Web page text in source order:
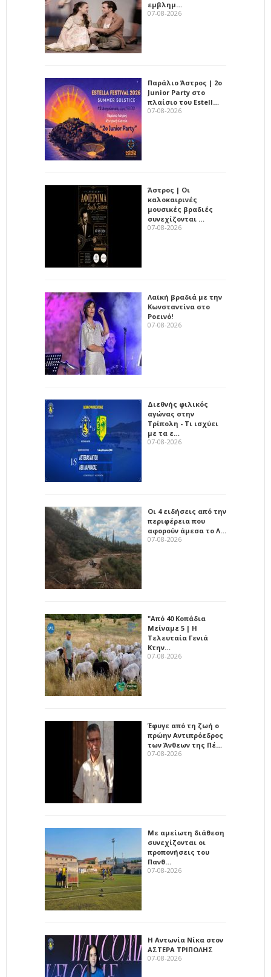
εμβλημ…
07-08-2026
Παράλιο Άστρος | 2ο
Junior Party στο
πλαίσιο του Estell…
07-08-2026
Άστρος | Οι
καλοκαιρινές
μουσικές βραδιές
συνεχίζονται …
07-08-2026
Λαϊκή βραδιά με την
Κωνσταντίνα στο
Ροεινό!
07-08-2026
Διεθνής φιλικός
αγώνας στην
Τρίπολη - Τι ισχύει
με τα ε…
07-08-2026
Οι 4 ειδήσεις από την
περιφέρεια που
αφορούν άμεσα το Λ…
07-08-2026
"Από 40 Κοπάδια
Μείναμε 5 | Η
Τελευταία Γενιά
Κτην…
07-08-2026
Έφυγε από τη ζωή ο
πρώην Αντιπρόεδρος
των Άνθεων της Πέ…
07-08-2026
Με αμείωτη διάθεση
συνεχίζονται οι
προπονήσεις του
Πανθ…
07-08-2026
Η Αντωνία Νίκα στον
ΑΣΤΕΡΑ ΤΡΙΠΟΛΗΣ
07-08-2026